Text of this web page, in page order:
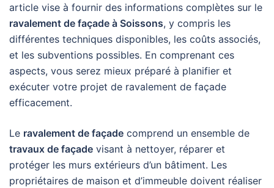
article vise à fournir des informations complètes sur le
ravalement de façade à Soissons, y compris les
différentes techniques disponibles, les coûts associés,
et les subventions possibles. En comprenant ces
aspects, vous serez mieux préparé à planifier et
exécuter votre projet de ravalement de façade
efficacement.
Le ravalement de façade comprend un ensemble de
travaux de façade visant à nettoyer, réparer et
protéger les murs extérieurs d’un bâtiment. Les
propriétaires de maison et d’immeuble doivent réaliser